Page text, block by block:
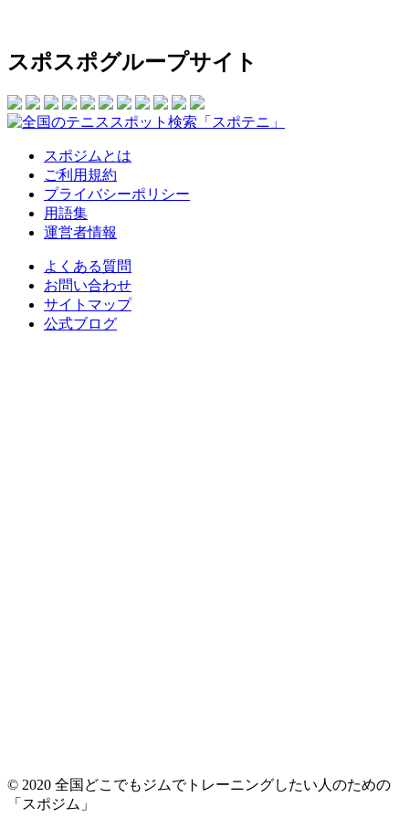
スポスポグループサイト
スポジムとは
ご利用規約
プライバシーポリシー
用語集
運営者情報
よくある質問
お問い合わせ
サイトマップ
公式ブログ
© 2020 全国どこでもジムでトレーニングしたい人のための
「スポジム」